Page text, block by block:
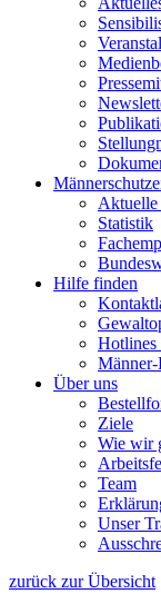
Aktuelle
Statistik
Hilfe finden
Über uns
Ziele
Wie wir
Team
Unser
zurück zur Übersicht